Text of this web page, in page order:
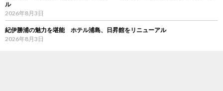
ル
2026年8月3日
紀伊勝浦の魅力を堪能 ホテル浦島、日昇館をリニューアル
2026年8月3日